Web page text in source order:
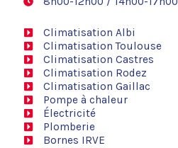
Climatisation Albi
Climatisation Toulouse
Climatisation Castres
Climatisation Rodez
Climatisation Gaillac
Pompe à chaleur
Électricité
Plomberie
Bornes IRVE